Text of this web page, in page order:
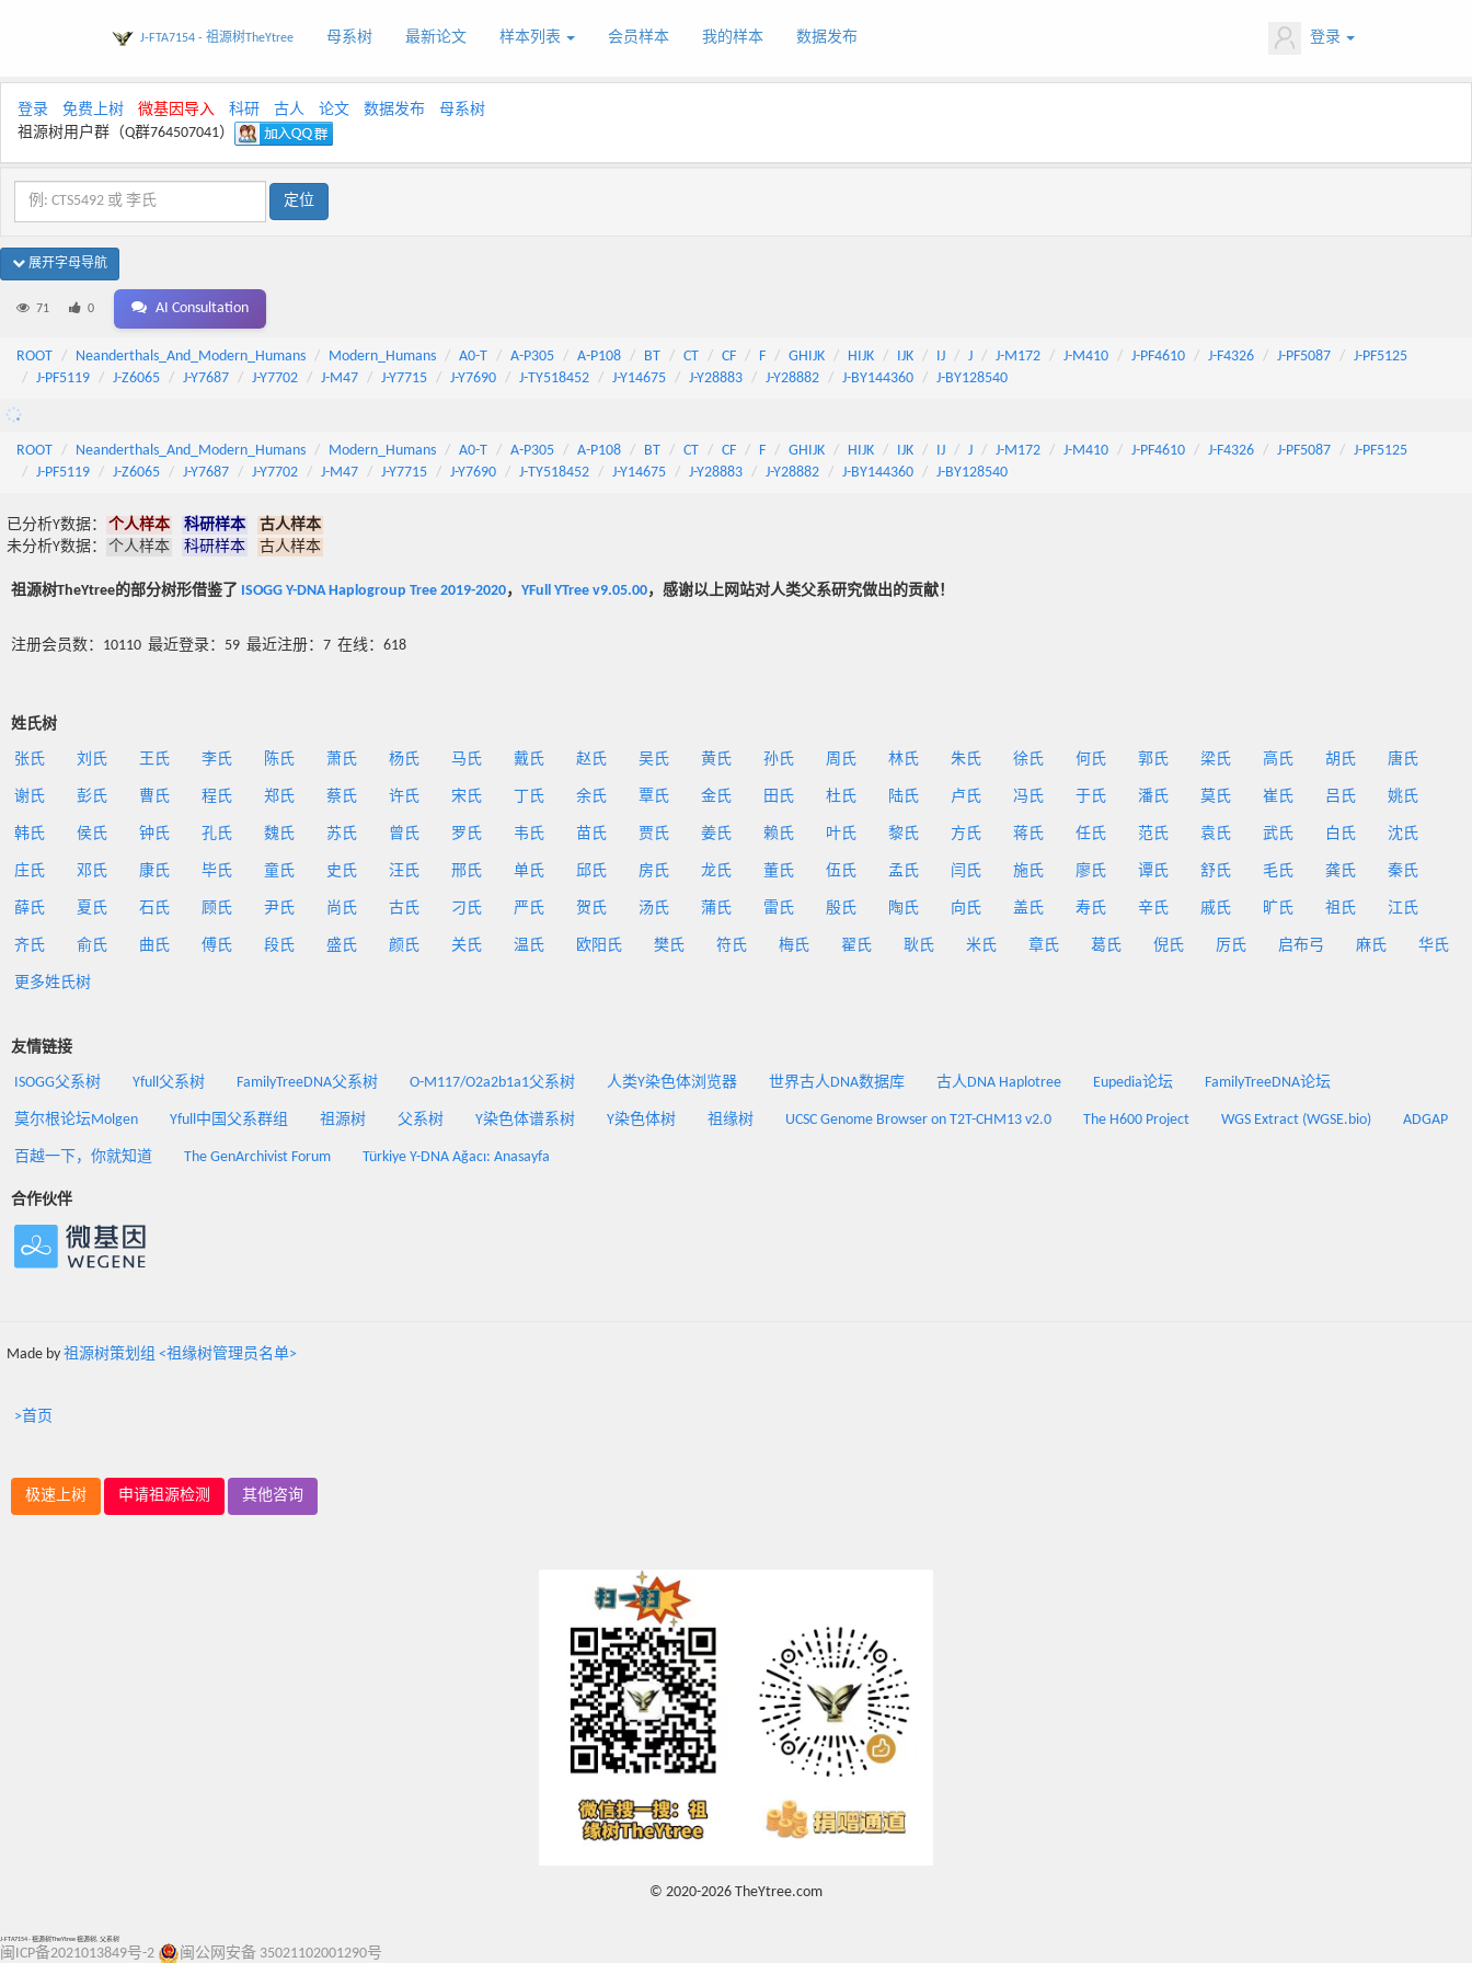
J-FTA7154 - 祖源树TheYtree 母系树 最新论文 样本列表 会员样本 我的样本 数据发布 登录
登录 免费上树 微基因导入 科研 古人 论文 数据发布
母系树
祖源树用户群（Q群764507041）
展开字母导航
71 0 AI Consultation
ROOT Neanderthals_And_Modern_Humans Modern_Humans A0-T A-P305 A-P108 BT CT CF F GHIJK HIJK IJK IJ J J-M172 J-M410 J-PF4610 J-F4326 J-PF5087
J-PF5125
J-PF5119
J-Z6065 J-Y7687 J-Y7702 J-M47 J-Y7715 J-Y7690 J-TY518452 J-Y14675 J-Y28883 J-Y28882 J-BY144360 J-BY128540
ROOT Neanderthals_And_Modern_Humans Modern_Humans A0-T A-P305 A-P108 BT CT CF F GHIJK HIJK IJK IJ J J-M172 J-M410 J-PF4610 J-F4326 J-PF5087
J-PF5125
J-PF5119
J-Z6065 J-Y7687 J-Y7702 J-M47 J-Y7715 J-Y7690 J-TY518452 J-Y14675 J-Y28883 J-Y28882 J-BY144360 J-BY128540
已分析Y数据： 个人样本 科研样本
古人样本
未分析Y数据：
个人样本 科研样本 古人样本
祖源树TheYtree的部分树形借鉴了 ISOGG Y-DNA Haplogroup Tree 2019-2020， YFull YTree v9.05.00，感谢以上网站对人类父系研究做出的贡献！
注册会员数：10110 最近登录：59 最近注册：7 在线：618
姓氏树
张氏 刘氏 王氏 李氏 陈氏 萧氏 杨氏 马氏 戴氏 赵氏 吴氏 黄氏 孙氏 周氏 林氏 朱氏 徐氏 何氏 郭氏 梁氏 高氏 胡氏 唐氏
谢氏 彭氏 曹氏 程氏 郑氏 蔡氏 许氏 宋氏 丁氏 余氏 覃氏 金氏 田氏 杜氏 陆氏 卢氏 冯氏 于氏 潘氏 莫氏 崔氏 吕氏 姚氏
韩氏 侯氏 钟氏 孔氏 魏氏 苏氏 曾氏 罗氏 韦氏 苗氏 贾氏 姜氏 赖氏 叶氏 黎氏 方氏 蒋氏 任氏 范氏 袁氏 武氏 白氏 沈氏
庄氏 邓氏 康氏 毕氏 童氏 史氏 汪氏 邢氏 单氏 邱氏 房氏 龙氏 董氏 伍氏 孟氏 闫氏 施氏 廖氏 谭氏 舒氏 毛氏 龚氏 秦氏
薛氏 夏氏 石氏 顾氏 尹氏 尚氏 古氏 刁氏 严氏 贺氏 汤氏 蒲氏 雷氏 殷氏 陶氏 向氏 盖氏 寿氏 辛氏 戚氏 旷氏 祖氏 江氏
齐氏 俞氏 曲氏 傅氏 段氏 盛氏 颜氏 关氏 温氏 欧阳氏 樊氏 符氏 梅氏 翟氏 耿氏 米氏 章氏 葛氏 倪氏 厉氏 启布弓 麻氏 华氏
更多姓氏树
友情链接
ISOGG父系树 Yfull父系树 FamilyTreeDNA父系树 O-M117/O2a2b1a1父系树 人类Y染色体浏览器 世界古人DNA数据库 古人DNA Haplotree Eupedia论坛 FamilyTreeDNA论坛
莫尔根论坛Molgen Yfull中国父系群组 祖源树 父系树 Y染色体谱系树 Y染色体树 祖缘树 UCSC Genome Browser on T2T-CHM13 v2.0 The H600 Project WGS Extract (WGSE.bio) ADGAP
百越一下，你就知道 The GenArchivist Forum Türkiye Y-DNA Ağacı: Anasayfa
合作伙伴
Made by 祖源树策划组 <祖缘树管理员名单>
>首页
极速上树 申请祖源检测 其他咨询
© 2020-2026 TheYtree.com
J-FTA7154 - 祖源树TheYtree 祖源树, 父系树
闽ICP备2021013849号-2 闽公网安备 35021102001290号